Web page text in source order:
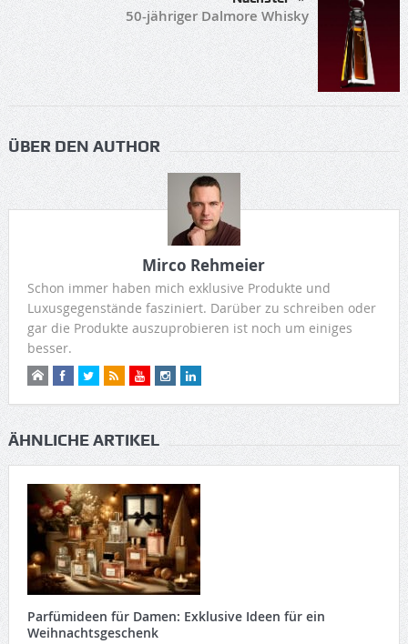
50-jähriger Dalmore Whisky
ÜBER DEN AUTHOR
Mirco Rehmeier
Schon immer haben mich exklusive Produkte und
Luxusgegenstände fasziniert. Darüber zu schreiben oder
gar die Produkte auszuprobieren ist noch um einiges
besser.
ÄHNLICHE ARTIKEL
Parfümideen für Damen: Exklusive Ideen für ein
Weihnachtsgeschenk